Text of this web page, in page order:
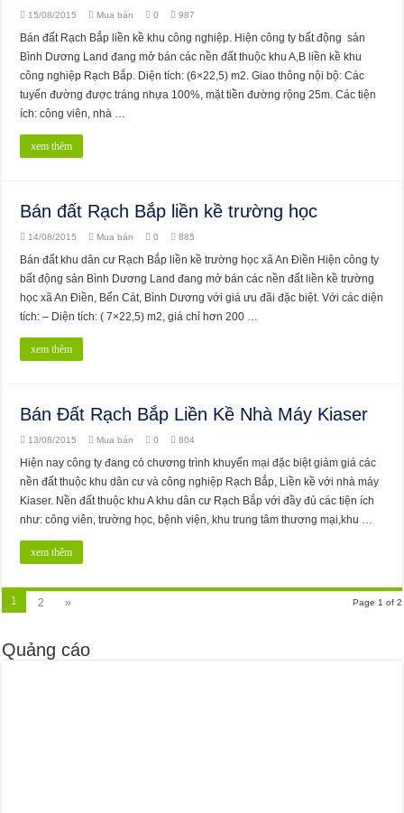
15/08/2015 Mua bán 0 987
Bán đất Rạch Bắp liền kề khu công nghiệp. Hiện công ty bất động sản
Bình Dương Land đang mở bán các nền đất thuộc khu A,B liền kề khu
công nghiệp Rạch Bắp. Diện tích: (6×22,5) m2. Giao thông nội bộ: Các
tuyến đường được tráng nhựa 100%, mặt tiền đường rộng 25m. Các tiện
ích: công viên, nhà …
xem thêm
Bán đất Rạch Bắp liền kề trường học
14/08/2015 Mua bán 0 885
Bán đất khu dân cư Rạch Bắp liền kề trường học xã An Điền Hiện công ty
bất động sản Bình Dương Land đang mở bán các nền đất liền kề trường
học xã An Điền, Bến Cát, Bình Dương với giá ưu đãi đặc biệt. Với các diện
tích: – Diện tích: ( 7×22,5) m2, giá chỉ hơn 200 …
xem thêm
Bán Đất Rạch Bắp Liền Kề Nhà Máy Kiaser
13/08/2015 Mua bán 0 804
Hiện nay công ty đang có chương trình khuyến mại đặc biệt giảm giá các
nền đất thuộc khu dân cư và công nghiệp Rạch Bắp, Liền kề với nhà máy
Kiaser. Nền đất thuộc khu A khu dân cư Rạch Bắp với đầy đủ các tiện ích
như: công viên, trường học, bệnh viện, khu trung tâm thương mại,khu …
xem thêm
Page 1 of 2
1 2 »
Quảng cáo